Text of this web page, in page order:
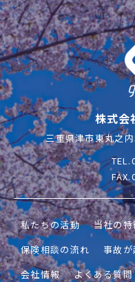
株式会
三重県津市東丸之
私たちの活動 当社の
保険相談の流れ
事故
会社情報
よくある質問